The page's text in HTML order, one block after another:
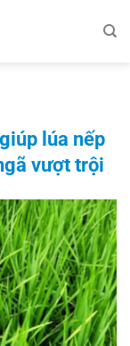
lúa nếp
vượt trội